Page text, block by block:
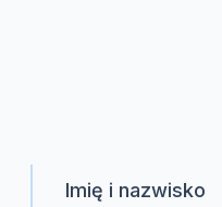
Imię i nazwisko